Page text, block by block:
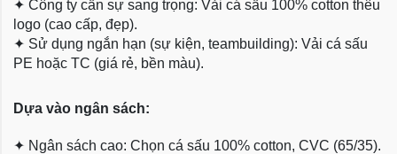
✦ Công ty cần sự sang trọng: Vải cá sấu 100% cotton thêu
logo (cao cấp, đẹp).
✦ Sử dụng ngắn hạn (sự kiện, teambuilding): Vải cá sấu
PE hoặc TC (giá rẻ, bền màu).
Dựa vào ngân sách:
✦ Ngân sách cao: Chọn cá sấu 100% cotton, CVC (65/35).